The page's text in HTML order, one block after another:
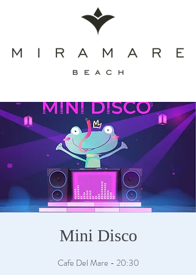
Mini Disco
Cafe Del Mare - 20:30